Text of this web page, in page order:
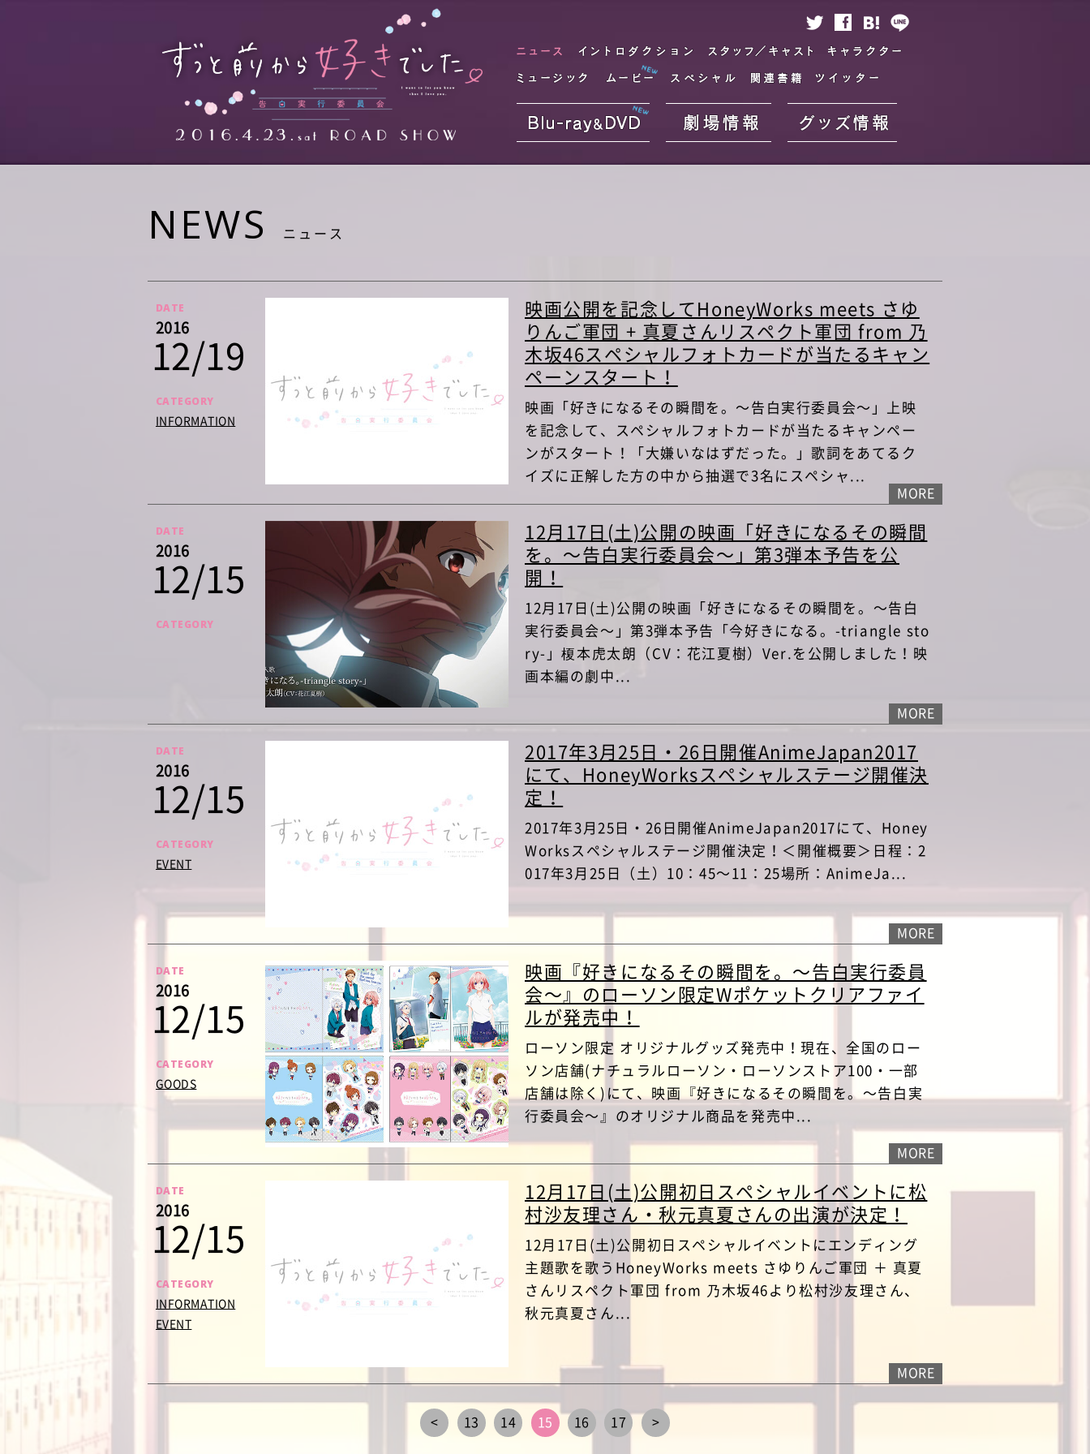
ニュース イントロダクション スタッフ／キャスト
ミュージックムービー スペシャル 関連書籍
Blu-ray&DVD 劇場情報
NEWS ニュース
DATE
2016
12/19
CATEGORY
INFORMATION
映画公開を記念してHoneyWorks meets さゆ
りんご軍団 + 真夏さんリスペクト軍団 from 乃
木坂46スペシャルフォトカードが当たるキャン
ペーンスタート！
映画「好きになるその瞬間を。～告白実行委員会～」上映
を記念して、スペシャルフォトカードが当たるキャンペー
ンがスタート！「大嫌いなはずだった。」歌詞をあてるク
イズに正解した方の中から抽選で3名にスペシャ...
MORE
DATE
2016
12/15
CATEGORY
12月17日(土)公開の映画「好きになるその瞬間
を。～告白実行委員会～」第3弾本予告を公
開！
12月17日(土)公開の映画「好きになるその瞬間を。～告白
実行委員会～」第3弾本予告「今好きになる。-triangle sto
ry-」榎本虎太朗（CV：花江夏樹）Ver.を公開しました！映
画本編の劇中...
MORE
DATE
2016
12/15
CATEGORY
EVENT
2017年3月25日・26日開催AnimeJapan2017
にて、HoneyWorksスペシャルステージ開催決
定！
2017年3月25日・26日開催AnimeJapan2017にて、Honey
Worksスペシャルステージ開催決定！＜開催概要＞日程：2
017年3月25日（土）10：45～11：25場所：AnimeJa...
MORE
DATE
2016
12/15
CATEGORY
GOODS
映画『好きになるその瞬間を。～告白実行委員
会～』のローソン限定Wポケットクリアファイ
ルが発売中！
ローソン限定 オリジナルグッズ発売中！現在、全国のロー
ソン店舗(ナチュラルローソン・ローソンストア100・一部
店舗は除く)にて、映画『好きになるその瞬間を。～告白実
行委員会～』のオリジナル商品を発売中...
MORE
DATE
2016
12/15
CATEGORY
INFORMATION
EVENT
12月17日(土)公開初日スペシャルイベントに松
村沙友理さん・秋元真夏さんの出演が決定！
12月17日(土)公開初日スペシャルイベントにエンディング
主題歌を歌うHoneyWorks meets さゆりんご軍団 ＋ 真夏
さんリスペクト軍団 from 乃木坂46より松村沙友理さん、
秋元真夏さん...
MORE
< 13 14 15 16 17 >